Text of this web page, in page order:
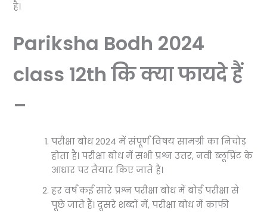
है।
Pariksha Bodh 2024
class 12th कि क्या फायदे हैं
–
परीक्षा बोध 2024 में संपूर्ण विषय सामग्री का निचोड़
होता है। परीक्षा बोध में सभी प्रश्न उत्तर, नवी ब्लूप्रिंट के
आधार पर तैयार किए जाते हैं।
हर वर्ष कई सारे प्रश्न परीक्षा बोध में बोर्ड परीक्षा से
पूछे जाते हैं। दूसरे शब्दों में, परीक्षा बोध में काफी